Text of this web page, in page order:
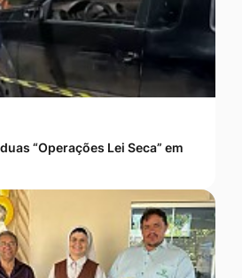
“Operações Lei Seca” em